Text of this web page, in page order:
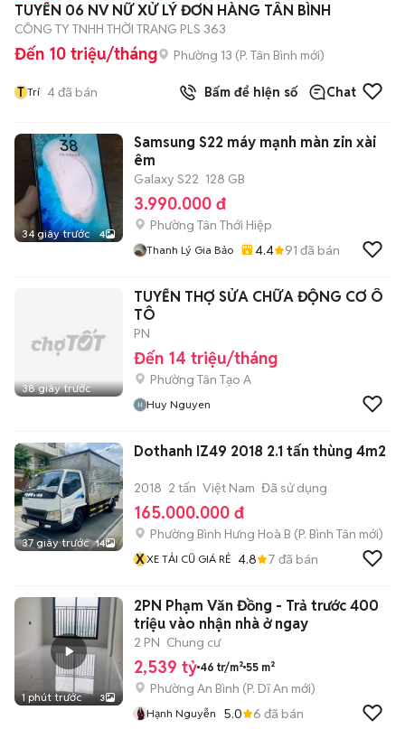
TUYỂN 06 NV NỮ XỬ LÝ ĐƠN HÀNG TÂN BÌNH
CÔNG TY TNHH THỜI TRANG PLS 363
Đến 10 triệu/tháng Phường 13 (P. Tân Bình mới)
T Trí 4đã bán Bấm để hiện số Chat
34 giây trước 4
Samsung S22 máy mạnh màn zin xài
êm
Galaxy S22 128 GB
3.990.000 đ
Phường Tân Thới Hiệp
Thanh Lý Gia Bảo 4.4 91 đã bán
38 giây trước
TUYỂN THỢ SỬA CHỮA ĐỘNG CƠ Ô
TÔ
PN
Đến 14 triệu/tháng
Phường Tân Tạo A
Huy Nguyen
37 giây trước 14
Dothanh IZ49 2018 2.1 tấn thùng 4m2
2018 2 tấn Việt Nam Đã sử dụng
165.000.000 đ
Phường Bình Hưng Hoà B (P. Bình Tân mới)
XXE TẢI CŨ GIÁ RẺ 4.8 7 đã bán
1 phút trước 3
2PN Phạm Văn Đồng - Trả trước 400
triệu vào nhận nhà ở ngay
2 PN Chung cư
2,539 tỷ 46 tr/m² 55 m²
Phường An Bình (P. Dĩ An mới)
Hạnh Nguyễn 5.0 6 đã bán